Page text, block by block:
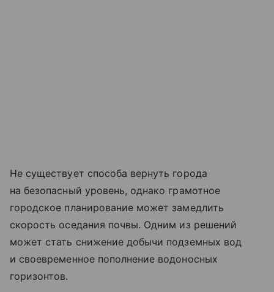
Не существует способа вернуть города
на безопасный уровень, однако грамотное
городское планирование может замедлить
скорость оседания почвы. Одним из решений
может стать снижение добычи подземных вод
и своевременное пополнение водоносных
горизонтов.